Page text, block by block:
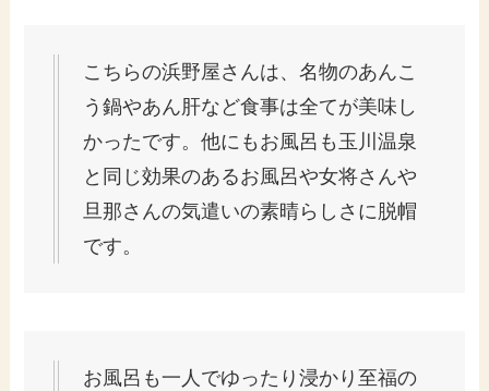
こちらの浜野屋さんは、名物のあんこ
う鍋やあん肝など食事は全てが美味し
かったです。他にもお風呂も玉川温泉
と同じ効果のあるお風呂や女将さんや
旦那さんの気遣いの素晴らしさに脱帽
です。
お風呂も一人でゆったり浸かり至福の